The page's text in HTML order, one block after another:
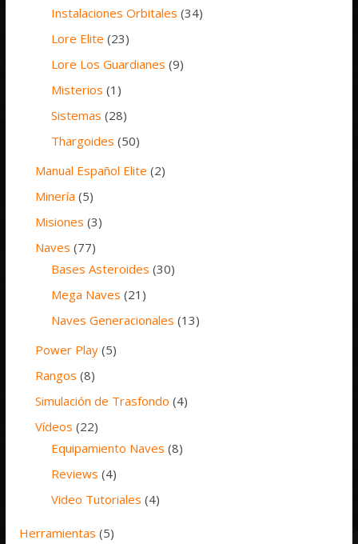
Instalaciones Orbitales (34)
Lore Elite (23)
Lore Los Guardianes (9)
Misterios (1)
Sistemas (28)
Thargoides (50)
Manual Español Elite (2)
Minería (5)
Misiones (3)
Naves (77)
Bases Asteroides (30)
Mega Naves (21)
Naves Generacionales (13)
Power Play (5)
Rangos (8)
Simulación de Trasfondo (4)
Vídeos (22)
Equipamiento Naves (8)
Reviews (4)
Video Tutoriales (4)
Herramientas (5)